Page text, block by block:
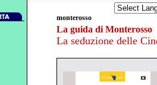
monterosso
La guida di Monterosso
La seduzione delle